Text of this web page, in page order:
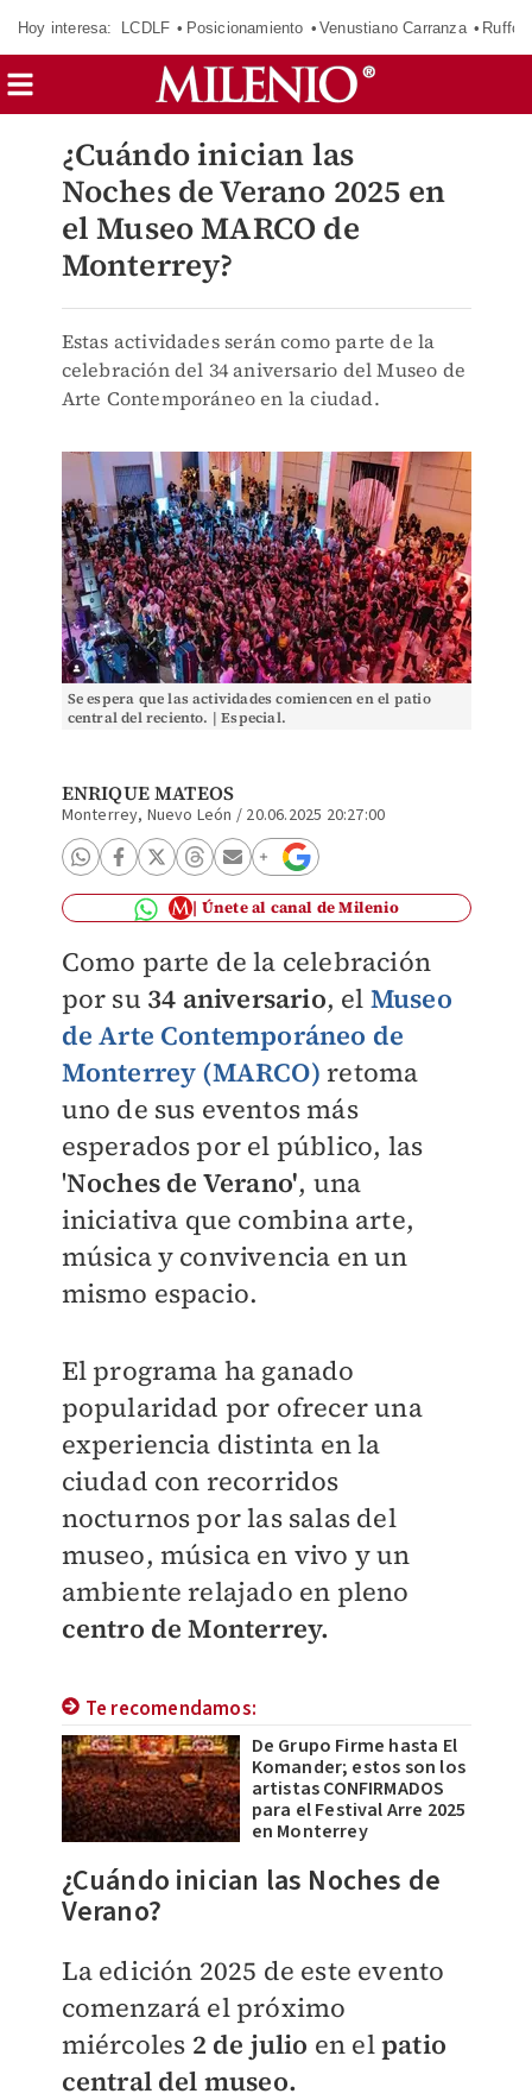
Hoy interesa: LCDLF Posicionamiento Venustiano Carranza Ruffo
¿Cuándo inician las
Noches de Verano 2025 en
el Museo MARCO de
Monterrey?
Estas actividades serán como parte de la
celebración del 34 aniversario del Museo de
Arte Contemporáneo en la ciudad.
Se espera que las actividades comiencen en el patio
central del reciento. | Especial.
ENRIQUE MATEOS
Monterrey, Nuevo León / 20.06.2025 20:27:00
Únete al canal de Milenio
Como parte de la celebración
por su 34 aniversario, el Museo
de Arte Contemporáneo de
Monterrey (MARCO) retoma
uno de sus eventos más
esperados por el público, las
'Noches de Verano', una
iniciativa que combina arte,
música y convivencia en un
mismo espacio.
El programa ha ganado
popularidad por ofrecer una
experiencia distinta en la
ciudad con recorridos
nocturnos por las salas del
museo, música en vivo y un
ambiente relajado en pleno
centro de Monterrey.
Te recomendamos:
De Grupo Firme hasta El
Komander; estos son los
artistas CONFIRMADOS
para el Festival Arre 2025
en Monterrey
¿Cuándo inician las Noches de
Verano?
La edición 2025 de este evento
comenzará el próximo
miércoles 2 de julio en elpatio
central del museo.